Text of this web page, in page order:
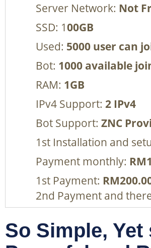
Server Network: Not
SSD: 100GB
Used: 5000 user can
Bot: 1000 available
RAM: 1GB
IPv4 Support: 2 IPv4
Bot Support: ZNC
1st Installation and
Payment monthly:
1st Payment:
2nd Payment and
So Simple, Yet